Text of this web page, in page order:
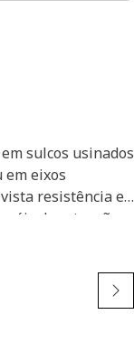
sulcos usinados
eixos
resistência e
de retenção
precisas e
produto
mais. Os anéis
ANSI, ASTM